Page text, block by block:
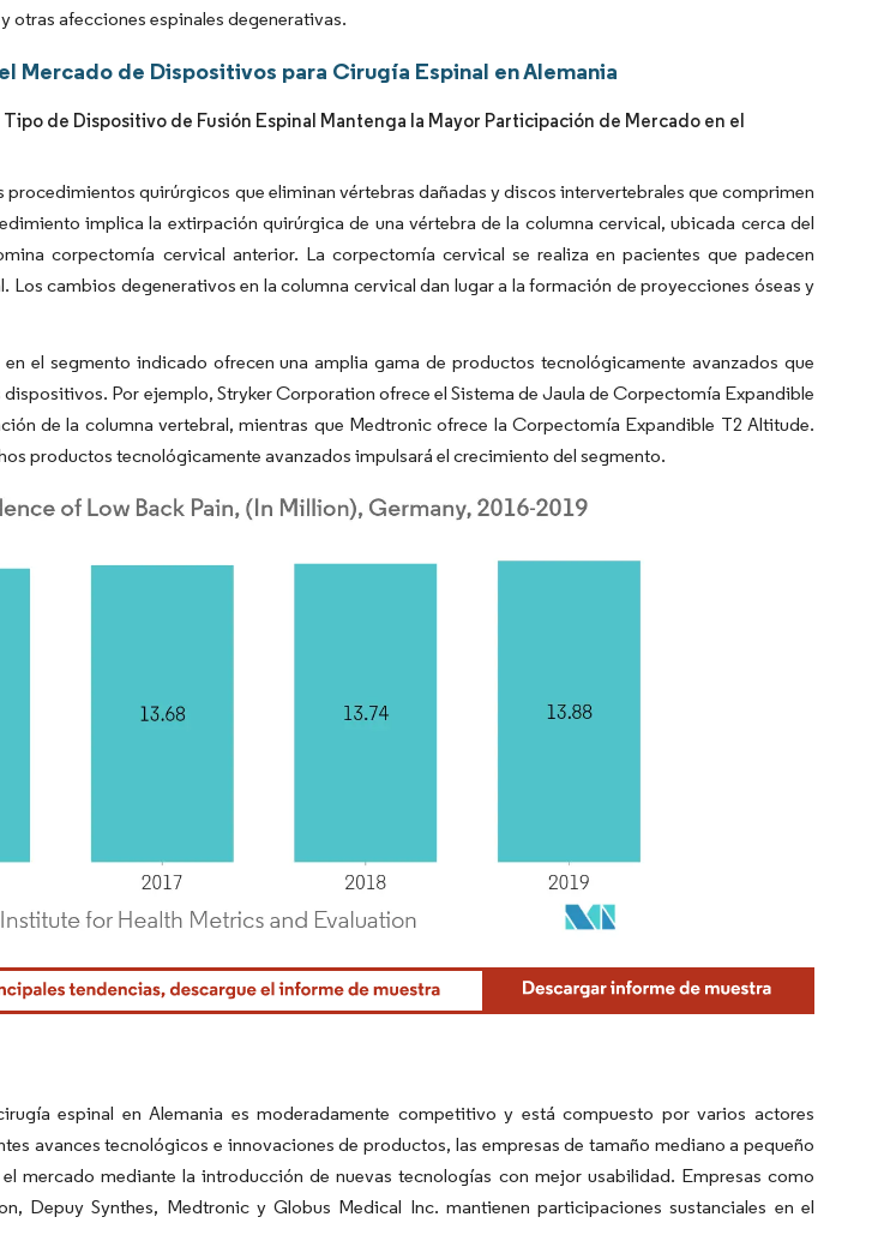
otras afecciones espinales degenerativas.
Mercado de Dispositivos para Cirugía Espinal en Alemania
de Dispositivo de Fusión Espinal Mantenga la Mayor Participación de Mercado en el
procedimientos quirúrgicos que eliminan vértebras dañadas y discos intervertebrales que comprimen
implica la extirpación quirúrgica de una vértebra de la columna cervical, ubicada cerca del
corpectomía cervical anterior. La corpectomía cervical se realiza en pacientes que padecen
Los cambios degenerativos en la columna cervical dan lugar a la formación de proyecciones óseas y
el segmento indicado ofrecen una amplia gama de productos tecnológicamente avanzados que
dispositivos. Por ejemplo, Stryker Corporation ofrece el Sistema de Jaula de Corpectomía Expandible
de la columna vertebral, mientras que Medtronic ofrece la Corpectomía Expandible T2 Altitude.
productos tecnológicamente avanzados impulsará el crecimiento del segmento.
atribución según CC BY 4.0.
espinal en Alemania es moderadamente competitivo y está compuesto por varios actores
avances tecnológicos e innovaciones de productos, las empresas de tamaño mediano a pequeño
mercado mediante la introducción de nuevas tecnologías con mejor usabilidad. Empresas como
Depuy Synthes, Medtronic y Globus Medical Inc. mantienen participaciones sustanciales en el